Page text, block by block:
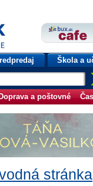
Škola a
a poštovné
stránka